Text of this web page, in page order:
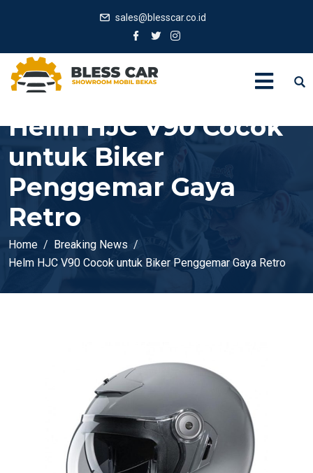
sales@blesscar.co.id
Helm HJC V90 Cocok
untuk Biker
Penggemar Gaya
Retro
Home
Breaking News
Helm HJC V90 Cocok untuk Biker Penggemar Gaya Retro